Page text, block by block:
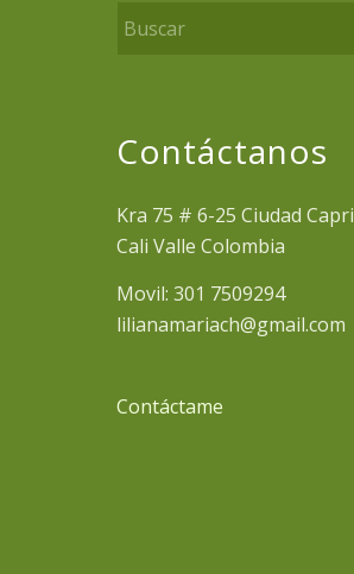
Contáctanos
Kra 75 # 6-25 Ciudad Capri
Cali Valle Colombia
Movil: 301 7509294
lilianamariach@gmail.com
Contáctame